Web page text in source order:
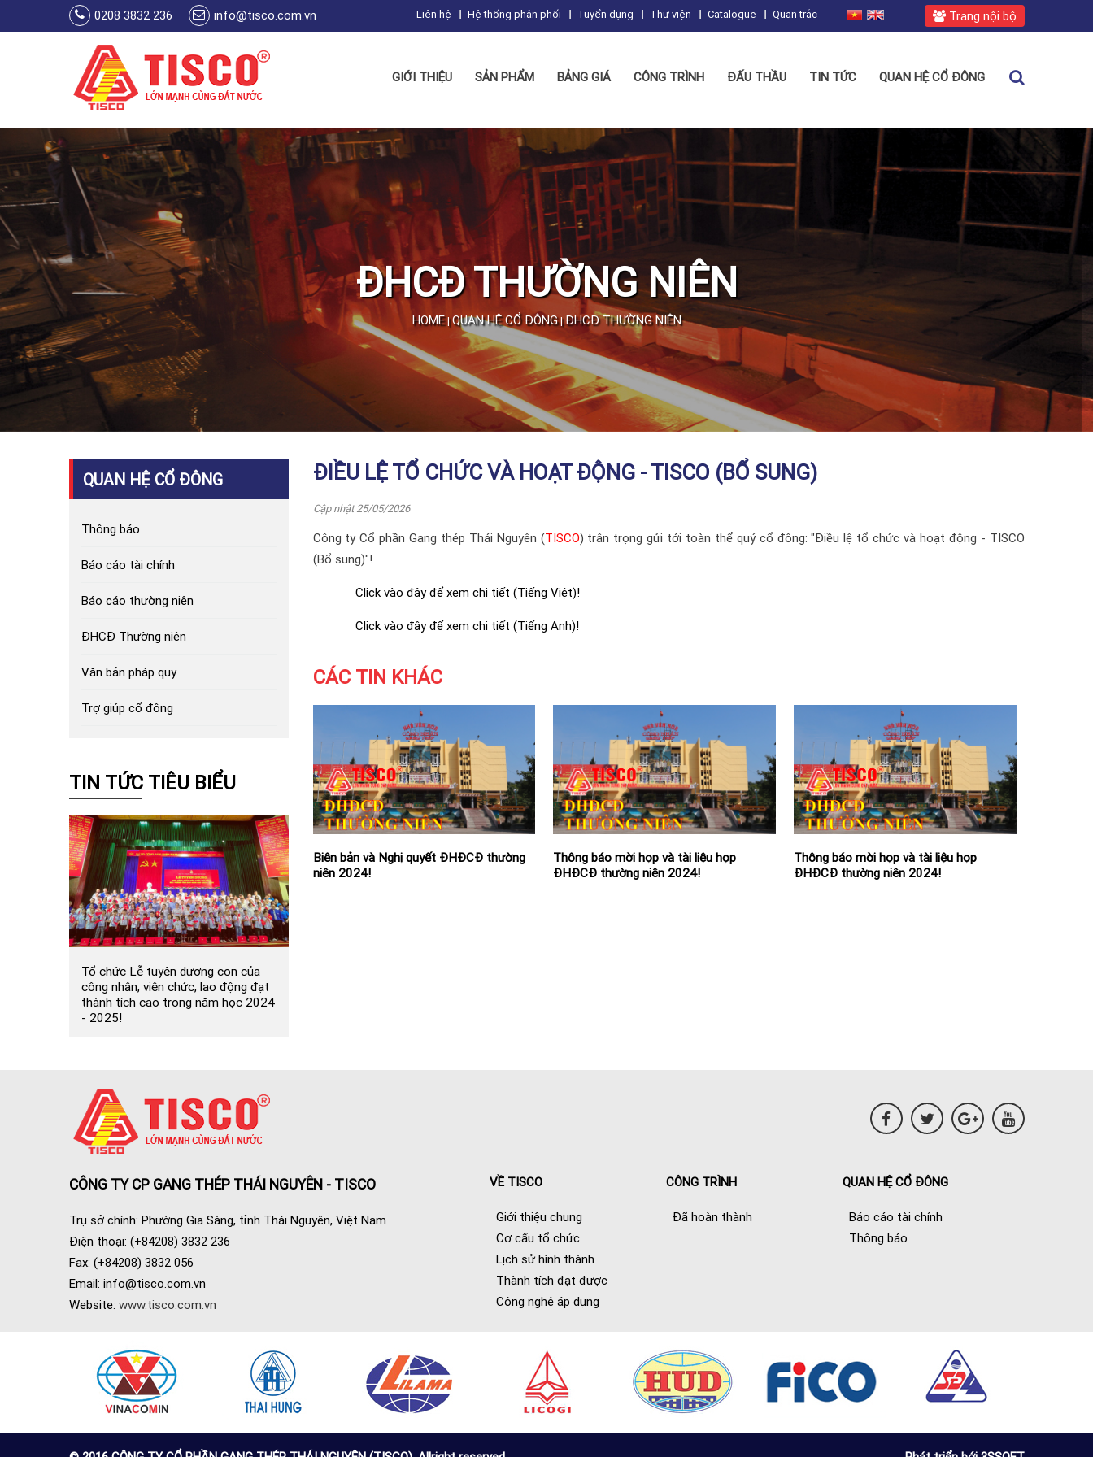
Skip to main content
0208 3832 236 info@tisco.com.vn Trang nội bộ
Liên hệ Hệ thống phân phối Tuyển dụng Thư viện Catalogue Quan trắc
GIỚI THIỆU SẢN PHẨM BẢNG GIÁ CÔNG TRÌNH ĐẤU THẦU TIN TỨC QUAN HỆ CỔ ĐÔNG
ĐHCĐ THƯỜNG NIÊN
You are here
HOME|QUAN HỆ CỔ ĐÔNG|ĐHCĐ THƯỜNG NIÊN
QUAN HỆ CỔ ĐÔNG
Thông báo
Báo cáo tài chính
Báo cáo thường niên
ĐHCĐ Thường niên
Văn bản pháp quy
Trợ giúp cổ đông
TIN TỨC TIÊU BIỂU
Tổ chức Lễ tuyên dương con của
công nhân, viên chức, lao động đạt
thành tích cao trong năm học 2024
- 2025!
ĐIỀU LỆ TỔ CHỨC VÀ HOẠT ĐỘNG - TISCO (BỔ SUNG)
Cập nhật 25/05/2026
Công ty Cổ phần Gang thép Thái Nguyên (TISCO) trân trọng gửi tới toàn thể quý cổ đông: "Điều lệ tổ chức và hoạt động - TISCO
(Bổ sung)"!
Click vào đâyđể xem chi tiết (Tiếng Việt)!
Click vào đâyđể xem chi tiết (Tiếng Anh)!
CÁC TIN KHÁC
Biên bản và Nghị quyết ĐHĐCĐ thường
niên 2024!
Thông báo mời họp và tài liệu họp
ĐHĐCĐ thường niên 2024!
Thông báo mời họp và tài liệu họp
ĐHĐCĐ thường niên 2024!
CÔNG TY CP GANG THÉP THÁI NGUYÊN - TISCO
Trụ sở chính: Phường Gia Sàng, tỉnh Thái Nguyên, Việt Nam
Điện thoại: (+84208) 3832 236
Fax: (+84208) 3832 056
Email: info@tisco.com.vn
Website: www.tisco.com.vn
VỀ TISCO
Giới thiệu chung
Cơ cấu tổ chức
Lịch sử hình thành
Thành tích đạt được
Công nghệ áp dụng
CÔNG TRÌNH
Đã hoàn thành
QUAN HỆ CỔ ĐÔNG
Báo cáo tài chính
Thông báo